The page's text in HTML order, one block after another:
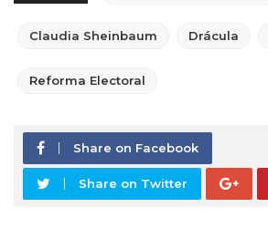
Claudia Sheinbaum Drácula
Reforma Electoral
Share on Facebook
Share on Twitter